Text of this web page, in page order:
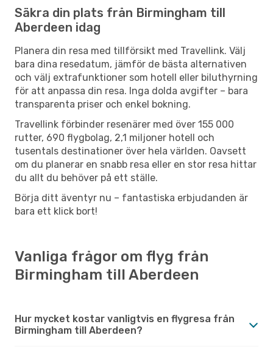
Säkra din plats från Birmingham till
Aberdeen idag
Planera din resa med tillförsikt med Travellink. Välj
bara dina resedatum, jämför de bästa alternativen
och välj extrafunktioner som hotell eller biluthyrning
för att anpassa din resa. Inga dolda avgifter – bara
transparenta priser och enkel bokning.
Travellink förbinder resenärer med över 155 000
rutter, 690 flygbolag, 2,1 miljoner hotell och
tusentals destinationer över hela världen. Oavsett
om du planerar en snabb resa eller en stor resa hittar
du allt du behöver på ett ställe.
Börja ditt äventyr nu – fantastiska erbjudanden är
bara ett klick bort!
Vanliga frågor om flyg från
Birmingham till Aberdeen
Hur mycket kostar vanligtvis en flygresa från
Birmingham till Aberdeen?